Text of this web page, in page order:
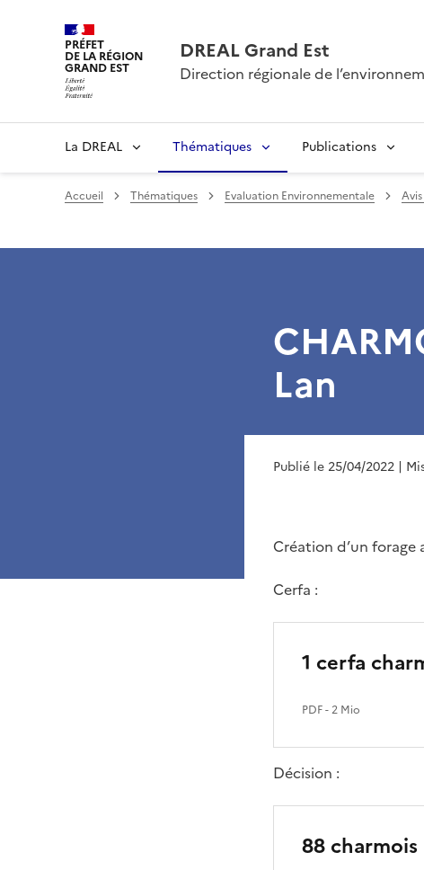
PRÉFET
DE LA RÉGION
GRAND EST
DREAL Grand Est
Direction régionale de
La DREAL Thématiques Publications
Accueil Thématiques Evaluation Environnementale
Lan
Publié le 25/04/2022 |
Création d’un forage
Cerfa :
1 cerfa
PDF- 2 Mio
Décision :
88